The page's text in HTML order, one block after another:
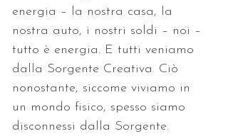
energia – la nostra casa, la
nostra auto, i nostri soldi – noi –
tutto è energia. E tutti veniamo
dalla Sorgente Creativa. Ciò
nonostante, siccome viviamo in
un mondo fisico, spesso siamo
disconnessi dalla Sorgente.